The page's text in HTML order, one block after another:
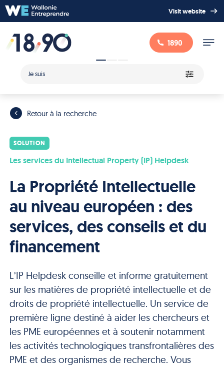
Visit website
1890
Je suis
Retour à la recherche
SOLUTION
Les services du Intellectual Property (IP) Helpdesk
La Propriété Intellectuelle
au niveau européen : des
services, des conseils et du
financement
L’IP Helpdesk conseille et informe gratuitement
sur les matières de propriété intellectuelle et de
droits de propriété intellectuelle. Un service de
première ligne destiné à aider les chercheurs et
les PME européennes et à soutenir notamment
les activités technologiques transfrontalières des
PME et des organismes de recherche. Vous